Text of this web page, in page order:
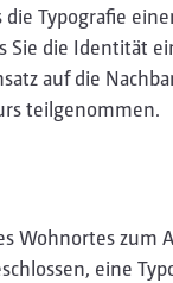
die Typografie
die Identität
auf die
teilgenommen.
Wohnortes zum
eine